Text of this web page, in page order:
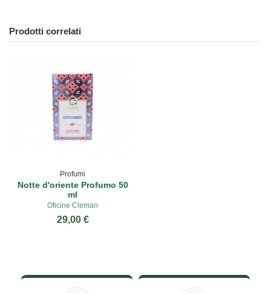
Prodotti correlati
Profumi
Notte d'oriente Profumo 50
ml
Oficine Cleman
29,00 €